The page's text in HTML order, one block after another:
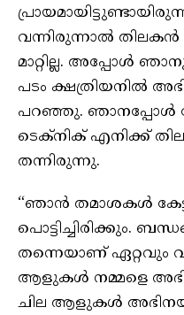
വന്നിരുന്നാൽ തിലകൻ
മാറ്റില്ല. അപ്പോൾ
പടം ക്ഷത്രിയനിൽ
പറഞ്ഞു. ഞാനപ്പോൾ
ടെക്നിക് എനിക്ക്
തന്നിരുന്നു.
“ഞാൻ തമാശകൾ കേട്ട്
പൊട്ടിച്ചിരിക്കും.
തന്നെയാണ് ഏറ്റവും
ആളുകൾ നമ്മളെ
ചില ആളുകൾ